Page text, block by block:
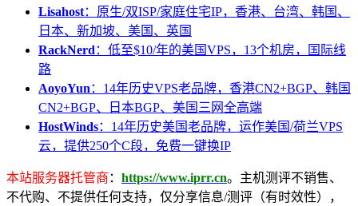
Lisahost：原生/双ISP/家庭住宅IP，香港、台湾、韩国、
日本、新加坡、美国、英国
RackNerd ：低至$10/年的美国VPS，13个机房，国际线
路
AoyoYun ：14年历史VPS老品牌，香港CN2+BGP、韩国
CN2+BGP、日本BGP、美国三网全高端
HostWinds：14年历史美国老品牌，运作美国/荷兰VPS
云，提供250个C段，免费一键换IP
本站服务器托管商 ： https://www.iprr.cn。主机测评不销售、
不代购、不提供任何支持，仅分享信息/测评（有时效性），